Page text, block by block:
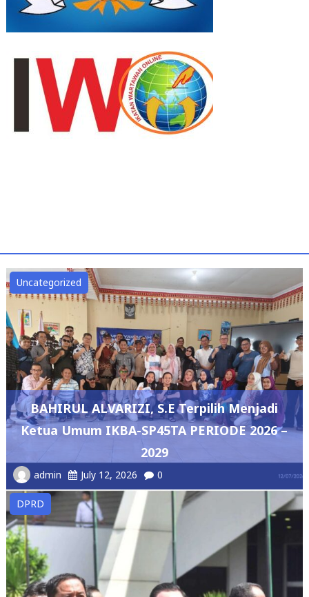
Uncategorized
BAHIRUL ALVARIZI, S.E Terpilih Menjadi
Ketua Umum IKBA-SP45TA PERIODE 2026 –
2029
admin July 12, 2026 0
DPRD